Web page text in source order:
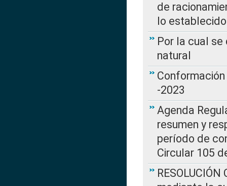
de
lo
Por la cual
natural
-2023
Agenda
resumen y
período de
Circular 105